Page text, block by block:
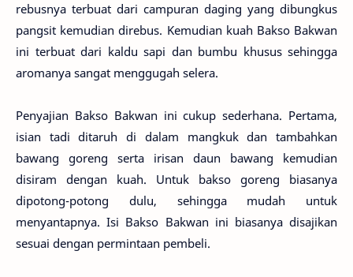
rebusnya terbuat dari campuran daging yang dibungkus
pangsit kemudian direbus. Kemudian kuah Bakso Bakwan
ini terbuat dari kaldu sapi dan bumbu khusus sehingga
aromanya sangat menggugah selera.
Penyajian Bakso Bakwan ini cukup sederhana. Pertama,
isian tadi ditaruh di dalam mangkuk dan tambahkan
bawang goreng serta irisan daun bawang kemudian
disiram dengan kuah. Untuk bakso goreng biasanya
dipotong-potong dulu, sehingga mudah untuk
menyantapnya. Isi Bakso Bakwan ini biasanya disajikan
sesuai dengan permintaan pembeli.